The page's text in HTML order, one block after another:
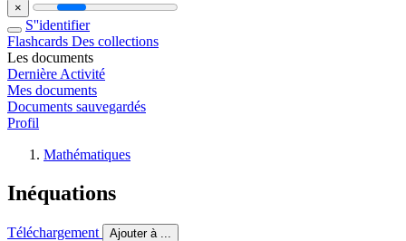
×
S''identifier
Flashcards Des collections
Les documents
Dernière Activité
Mes documents
Documents sauvegardés
Profil
Mathématiques
Inéquations
Téléchargement Ajouter à ...